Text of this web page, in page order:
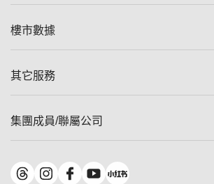
減價
美聯豪宅
獨家樓盤
租盤
自助放盤
查詢熱線
按揭計算機
負擔能力計算機
轉按計算機
樓市數據
樓價指數
歷史成交
屋苑成交排行榜
其它服務
屋苑專頁
美聯精英會
集團成員/聯屬公司
美聯物業
鋑聯控股*